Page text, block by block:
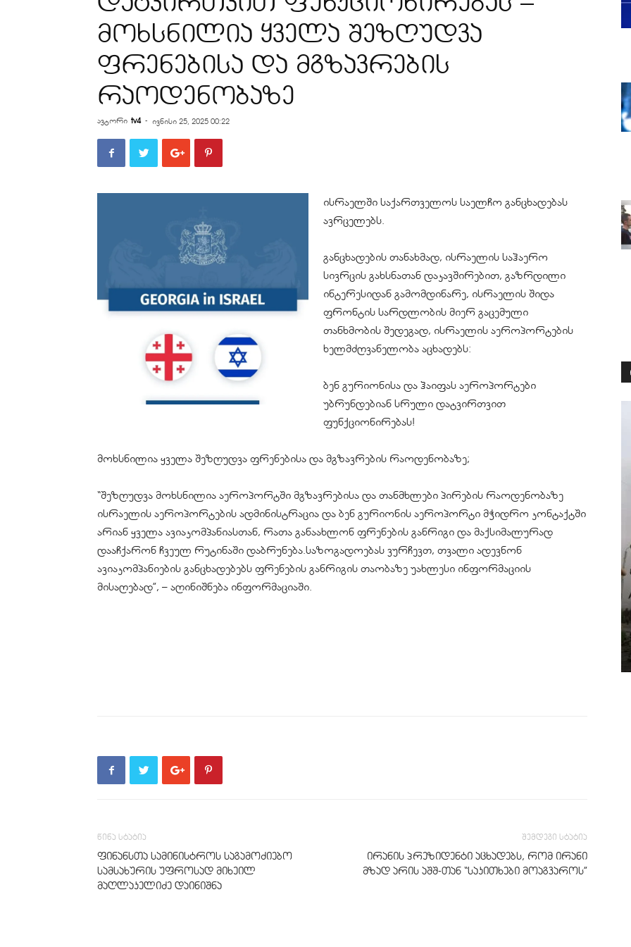
მოხსნილია ყველა შეზღუდვა
ფრენებისა და მგზავრების
რაოდენობაზე
ავტორი tv4 - ივნისი 25, 2025 00:22
ისრაელში საქართველოს საელჩო განცხადებას
ავრცელებს.
განცხადების თანახმად, ისრაელის საჰაერო
სივრცის გახსნათან დაკავშირებით, გაზრდილი
ინტერესიდან გამომდინარე, ისრაელის შიდა
ფრონტის სარდლობის მიერ გაცემული
თანხმობის შედეგად, ისრაელის აეროპორტების
ხელმძღვანელობა აცხადებს:
ბენ გურიონისა და ჰაიფას აეროპორტები
უბრუნდებიან სრული დატვირთვით
ფუნქციონირებას!
მოხსნილია ყველა შეზღუდვა ფრენებისა და მგზავრების რაოდენობაზე;
“შეზღუდვა მოხსნილია აეროპორტში მგზავრებისა და თანმხლები პირების რაოდენობაზე
ისრაელის აეროპორტების ადმინისტრაცია და ბენ გურიონის აეროპორტი მჭიდრო კონტაქტში
არიან ყველა ავიაკომპანიასთან, რათა განაახლონ ფრენების განრიგი და მაქსიმალურად
დააჩქარონ ჩვეულ რუტინაში დაბრუნება.საზოგადოებას ვურჩევთ, თვალი ადევნონ
ავიაკომპანიების განცხადებებს ფრენების განრიგის თაობაზე უახლესი ინფორმაციის
მისაღებად”, – აღინიშნება ინფორმაციაში.
წინა სტატია
ფინანსთა სამინისტროს საგამოძიებო
სამსახურის უფროსად მიხეილ
მაღლაკელიძე დაინიშნა
შემდეგი სტატია
ირანის პრეზიდენტი აცხადებს, რომ ირანი
მზად არის აშშ-თან “საკითხები მოაგვაროს”